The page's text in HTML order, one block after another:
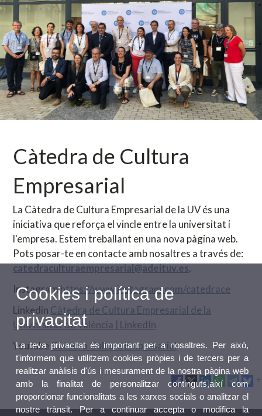
Càtedra de Cultura
Empresarial
La Càtedra de Cultura Empresarial de la UV és una
iniciativa que reforça el vincle entre la universitat i
l'empresa. Estem treballant en una nova pàgina web.
Pots posar-te en contacte amb nosaltres a través de:
catedraculturaempresarial@adeituv.es.
Instagramhttps://www.instagram.com/catedrace
Linkedin Càtedra de Cultura Empresarial de la
Universitat de València | LinkedIn
Youtube Càtedra Cultura Empresarial
Cookies i política de
privacitat
La teva privacitat és important per a nosaltres. Per això,
t'informem que utilitzem cookies pròpies i de tercers per a
realitzar anàlisis d'ús i mesurament de la nostra pàgina web
amb la finalitat de personalitzar continguts,així com
proporcionar funcionalitats a les xarxes socials o analitzar el
nostre trànsit. Per a continuar accepta o modifica la